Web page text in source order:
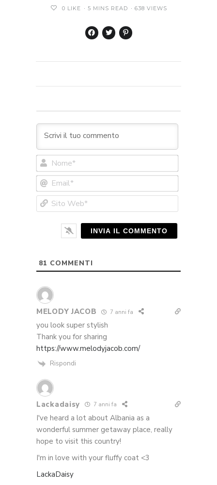
0 LIKE 5 MINS READ 638 VIEWS
Email*
Web*
81 COMMENTI
MELODY JACOB 7 anni fa
you look super stylish
Thank you for sharing
https://www.melodyjacob.com/
Rispondi
Lackadaisy 7 anni fa
I've heard a lot about Albania as a
wonderful summer getaway place, really
hope to visit this country!
I'm in love with your fluffy coat <3
LackaDaisy